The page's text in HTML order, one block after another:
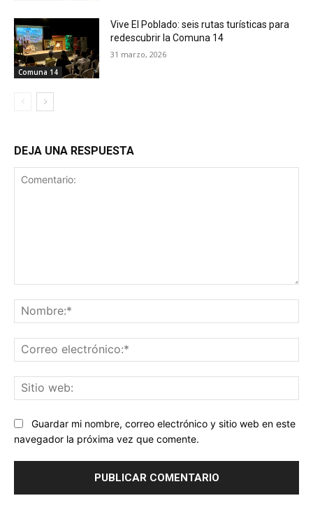
Comuna 14
Vive El Poblado: seis rutas turísticas para
redescubrir la Comuna 14
31 marzo, 2026
DEJA UNA RESPUESTA
Guardar mi nombre, correo electrónico y sitio web en este
navegador la próxima vez que comente.